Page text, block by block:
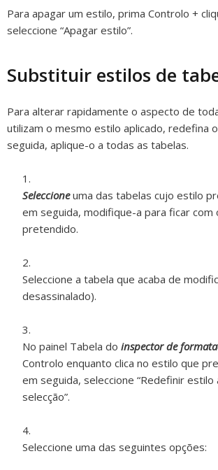
Para apagar um estilo, prima Controlo +
seleccione “Apagar estilo”.
Substituir estilos de
Para alterar rapidamente o aspecto de
utilizam o mesmo estilo aplicado, redefina
seguida, aplique-o a todas as tabelas.
Seleccioneuma das tabelas cujo estilo
em seguida, modifique-a para ficar com
pretendido.
Seleccione a tabela que acaba de
desassinalado).
No painel Tabela do inspector de
Controlo enquanto clica no estilo que
em seguida, seleccione “Redefinir estilo
selecção”.
Seleccione uma das seguintes opções: